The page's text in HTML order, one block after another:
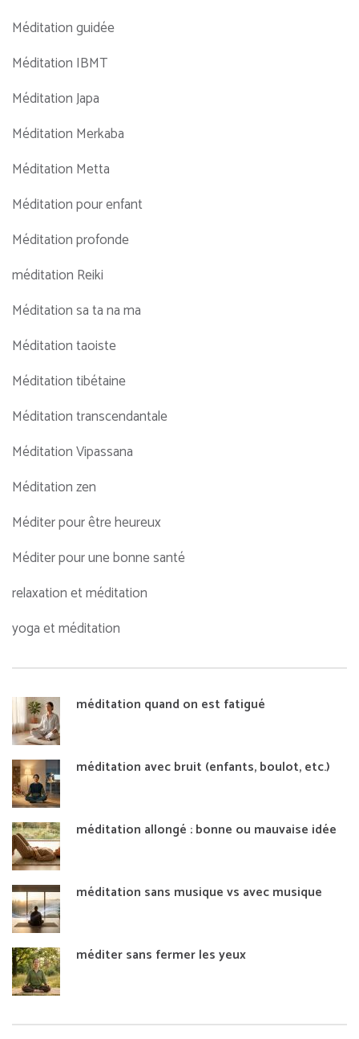
Méditation guidée
Méditation IBMT
Méditation Japa
Méditation Merkaba
Méditation Metta
Méditation pour enfant
Méditation profonde
méditation Reiki
Méditation sa ta na ma
Méditation taoiste
Méditation tibétaine
Méditation transcendantale
Méditation Vipassana
Méditation zen
Méditer pour être heureux
Méditer pour une bonne santé
relaxation et méditation
yoga et méditation
méditation quand on est fatigué
méditation avec bruit (enfants, boulot, etc.)
méditation allongé : bonne ou mauvaise idée
méditation sans musique vs avec musique
méditer sans fermer les yeux